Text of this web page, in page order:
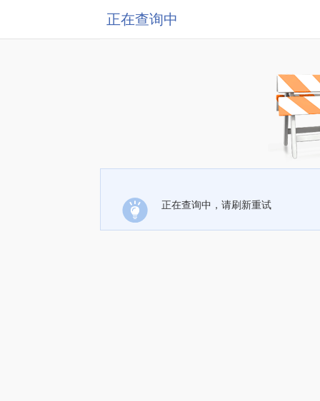
正在查询中
正在查询中，请刷新重试